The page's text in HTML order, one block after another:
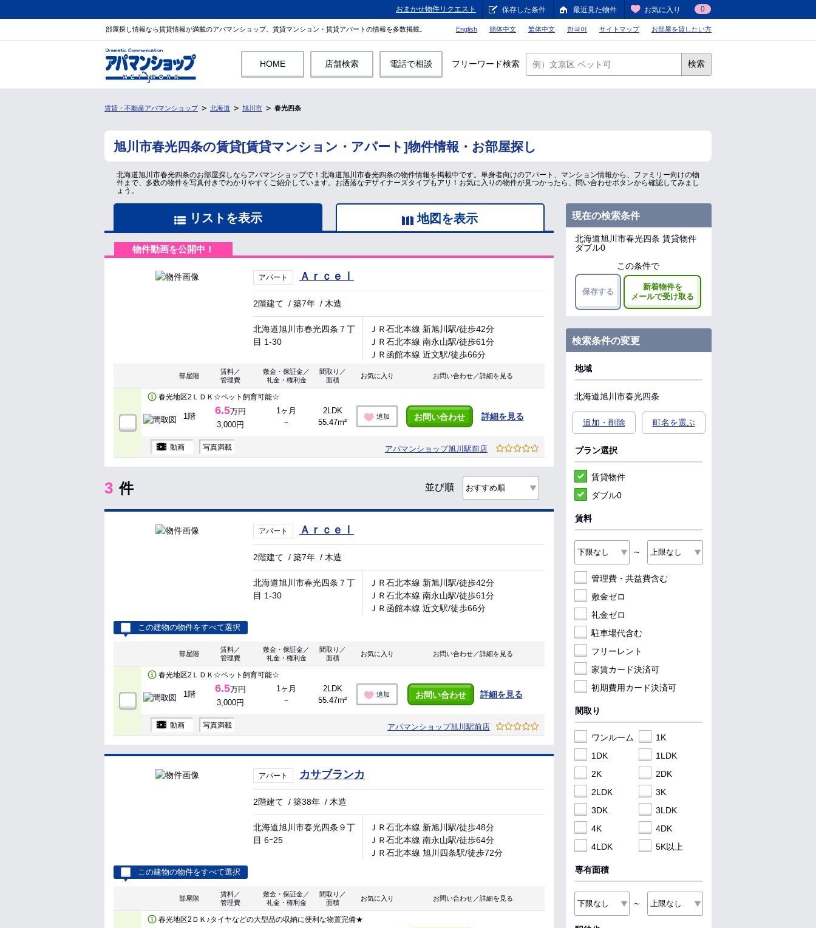
おまかせ物件リクエスト 保存した条件 最近見た物件 お気に入り 0
部屋探し情報なら賃貸情報が満載のアパマンショップ。賃貸マンション・賃貸アパートの情報を多数掲載。 English 簡体中文 繁体中文 한국어 サイトマップ お部屋を貸したい方
HOME 店舗検索 電話で相談 フリーワード検索 検索
賃貸・不動産アパマンショップ 北海道 旭川市 春光四条
旭川市春光四条の賃貸[賃貸マンション・アパート]物件情報・お部屋探し
北海道旭川市春光四条のお部屋探しならアパマンショップで！北海道旭川市春光四条の物件情報を掲載中です。単身者向けのアパート、マンション情報から、ファミリー向けの物
件まで、多数の物件を写真付きでわかりやすくご紹介しています。お洒落なデザイナーズタイプもアリ！お気に入りの物件が見つかったら、問い合わせボタンから確認してみまし
ょう。
リストを表示 地図を表示
物件動画を公開中！
アパート ＡｒｃｅⅠ
2階建て /築7年 / 木造
北海道旭川市春光四条７丁
目 1-30
ＪＲ石北本線 新旭川駅/徒歩42分
ＪＲ石北本線 南永山駅/徒歩61分
ＪＲ函館本線 近文駅/徒歩66分
部屋階
賃料／
管理費
敷金・保証金／
礼金・権利金
間取り／
面積
お気に入り お問い合わせ／詳細を見る
春光地区2ＬＤＫ☆ペット飼育可能☆
1階 6.5万円
3,000円
1ヶ月
－
2LDK
55.47m²
追加 お問い合わせ 詳細を見る
動画 写真満載 アパマンショップ旭川駅前店
3 件 並び順
アパート ＡｒｃｅⅠ
2階建て /築7年 / 木造
北海道旭川市春光四条７丁
目 1-30
ＪＲ石北本線 新旭川駅/徒歩42分
ＪＲ石北本線 南永山駅/徒歩61分
ＪＲ函館本線 近文駅/徒歩66分
この建物の物件をすべて選択
部屋階
賃料／
管理費
敷金・保証金／
礼金・権利金
間取り／
面積
お気に入り お問い合わせ／詳細を見る
春光地区2ＬＤＫ☆ペット飼育可能☆
1階 6.5万円
3,000円
1ヶ月
－
2LDK
55.47m²
追加 お問い合わせ 詳細を見る
動画 写真満載 アパマンショップ旭川駅前店
アパート カサブランカ
2階建て /築38年 / 木造
北海道旭川市春光四条９丁
目 6ｰ25
ＪＲ石北本線 新旭川駅/徒歩48分
ＪＲ石北本線 南永山駅/徒歩64分
ＪＲ石北本線 旭川四条駅/徒歩72分
この建物の物件をすべて選択
部屋階
賃料／
管理費
敷金・保証金／
礼金・権利金
間取り／
面積
お気に入り お問い合わせ／詳細を見る
春光地区2ＤＫ♪タイヤなどの大型品の収納に便利な物置完備★
現在の検索条件
北海道旭川市春光四条 賃貸物件
ダブル0
この条件で
保存する
新着物件を
メールで受け取る
検索条件の変更
地域
北海道旭川市春光四条
追加・削除 町名を選ぶ
プラン選択
賃貸物件
ダブル0
賃料
～
管理費・共益費含む
敷金ゼロ
礼金ゼロ
駐車場代含む
フリーレント
家賃カード決済可
初期費用カード決済可
間取り
ワンルーム
1K
1DK
1LDK
2K
2DK
2LDK
3K
3DK
3LDK
4K
4DK
4LDK
5K以上
専有面積
～